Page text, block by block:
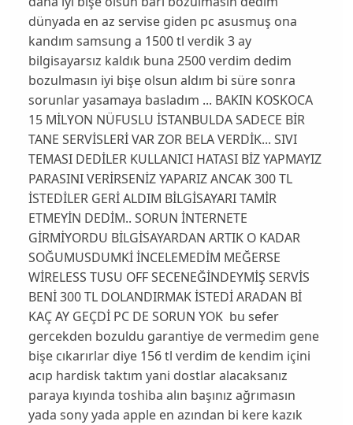
dünyada en az servise giden pc asusmuş ona
kandım samsung a 1500 tl verdik 3 ay
bilgisayarsız kaldık buna 2500 verdim dedim
bozulmasın iyi bişe olsun aldım bi süre sonra
sorunlar yasamaya basladım ... BAKIN KOSKOCA
15 MİLYON NÜFUSLU İSTANBULDA SADECE BİR
TANE SERVİSLERİ VAR ZOR BELA VERDİK... SIVI
TEMASI DEDİLER KULLANICI HATASI BİZ YAPMAYIZ
PARASINI VERİRSENİZ YAPARIZ ANCAK 300 TL
İSTEDİLER GERİ ALDIM BİLGİSAYARI TAMİR
ETMEYİN DEDİM.. SORUN İNTERNETE
GİRMİYORDU BİLGİSAYARDAN ARTIK O KADAR
SOĞUMUSDUMKİ İNCELEMEDİM MEĞERSE
WİRELESS TUSU OFF SECENEĞİNDEYMİŞ SERVİS
BENİ 300 TL DOLANDIRMAK İSTEDİ ARADAN Bİ
KAÇ AY GEÇDİ PC DE SORUN YOK bu sefer
gercekden bozuldu garantiye de vermedim gene
bişe cıkarırlar diye 156 tl verdim de kendim içini
acıp hardisk taktım yani dostlar alacaksanız
paraya kıyında toshiba alın başınız ağrımasın
yada sony yada apple en azından bi kere kazık